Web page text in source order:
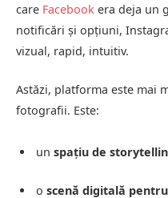
care Facebook era deja un
notificări și opțiuni,
vizual, rapid, intuitiv.
Astăzi, platforma este mai
fotografii. Este:
un spațiu de
o scenă digitală